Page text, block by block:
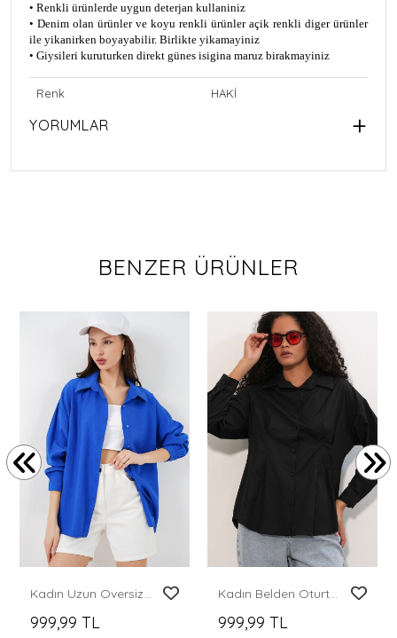
• Renkli ürünlerde uygun deterjan kullaniniz
• Denim olan ürünler ve koyu renkli ürünler açik renkli diger ürünler
ile yikanirken boyayabilir. Birlikte yikamayiniz
• Giysileri kuruturken direkt günes isigina maruz birakmayiniz
Renk HAKİ
YORUMLAR
BENZER ÜRÜNLER
Kadın Uzun Oversize Gömlek 20334 - Saks
999,99 TL
Kadın Belden Oturtmalı Poplin Gömlek 20384 - Siyah
999,99 TL